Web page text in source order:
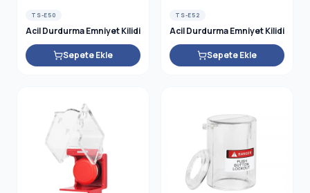
TS-E50
Acil Durdurma Emniyet Kilidi
Sepete Ekle
TS-E52
Acil Durdurma Emniyet Kilidi
Sepete Ekle